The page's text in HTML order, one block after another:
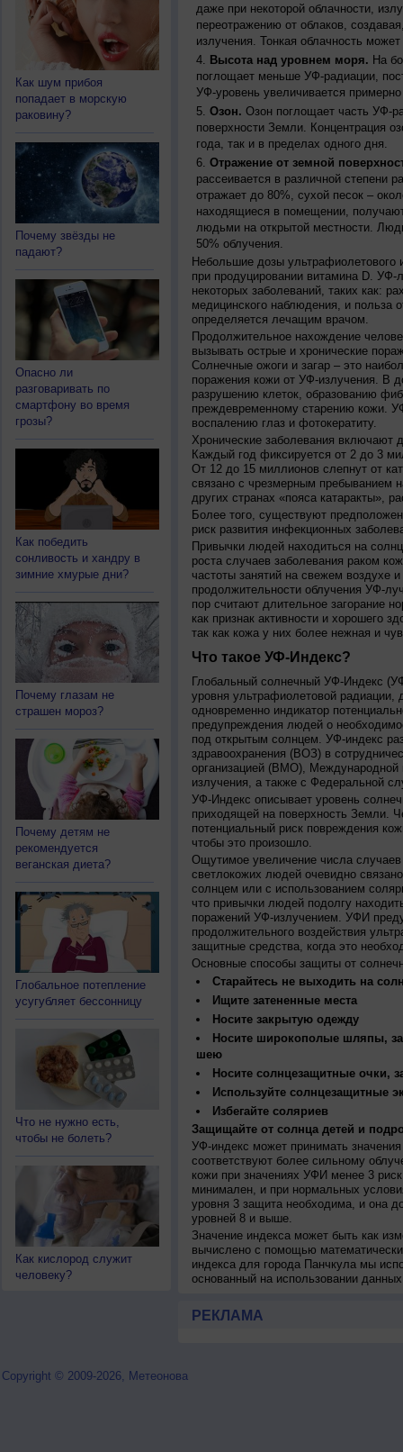
Как шум прибоя
попадает в морскую
раковину?
Почему звёзды не
падают?
Опасно ли
разговаривать по
смартфону во время
грозы?
Как победить
сонливость и хандру в
зимние хмурые дни?
Почему глазам не
страшен мороз?
Почему детям не
рекомендуется
веганская диета?
Глобальное потепление
усугубляет бессонницу
Что не нужно есть,
чтобы не болеть?
Как кислород служит
человеку?
даже при некоторой облачности,
переотражению от облаков,
излучения. Тонкая облачность
Высота над уровнем моря. На
поглощает меньше УФ-радиации,
УФ-уровень увеличивается
Озон. Озон поглощает часть УФ-
поверхности Земли. Концентрация
года, так и в пределах одного дня.
Отражение от земной
рассеивается в различной степени
отражает до 80%, сухой песок –
находящиеся в помещении,
людьми на открытой местности.
50% облучения.
Небольшие дозы ультрафиолетового
при продуцировании витамина D.
некоторых заболеваний, таких как:
медицинского наблюдения, и польза
определяется лечащим врачом.
Продолжительное нахождение
вызывать острые и хронические
Солнечные ожоги и загар – это
поражения кожи от УФ-излучения. В
разрушению клеток, образованию
преждевременному старению кожи.
воспалению глаз и фотокератиту.
Хронические заболевания включают
Каждый год фиксируется от 2 до 3
От 12 до 15 миллионов слепнут от
связано с чрезмерным пребыванием
других странах «пояса катаракты»,
Более того, существуют
риск развития инфекционных
Привычки людей находиться на
роста случаев заболевания раком
частоты занятий на свежем воздухе
продолжительности облучения УФ-
пор считают длительное загорание
как признак активности и хорошего
так как кожа у них более нежная и
Что такое УФ-Индекс?
Глобальный солнечный УФ-Индекс
уровня ультрафиолетовой
одновременно индикатор
предупреждения людей о
под открытым солнцем. УФ-индекс
здравоохранения (ВОЗ) в
организацией (ВМО), Международной
излучения, а также с Федеральной
УФ-Индекс описывает уровень
приходящей на поверхность Земли.
потенциальный риск повреждения
чтобы это произошло.
Ощутимое увеличение числа
светлокожих людей очевидно
солнцем или с использованием
что привычки людей подолгу
поражений УФ-излучением. УФИ
продолжительного воздействия
защитные средства, когда это
Основные способы защиты от
Старайтесь не выходить на
Ищите затененные места
Носите закрытую одежду
Носите широкополые шляпы,
шею
Носите солнцезащитные очки,
Используйте солнцезащитные
Избегайте соляриев
Защищайте от солнца детей и
УФ-индекс может принимать
соответствуют более сильному
кожи при значениях УФИ менее 3
минимален, и при нормальных
уровня 3 защита необходима, и она
уровней 8 и выше.
Значение индекса может быть как
вычислено с помощью
индекса для города Панчкула мы
основанный на использовании
РЕКЛАМА
Copyright © 2009-2026, Метеонова